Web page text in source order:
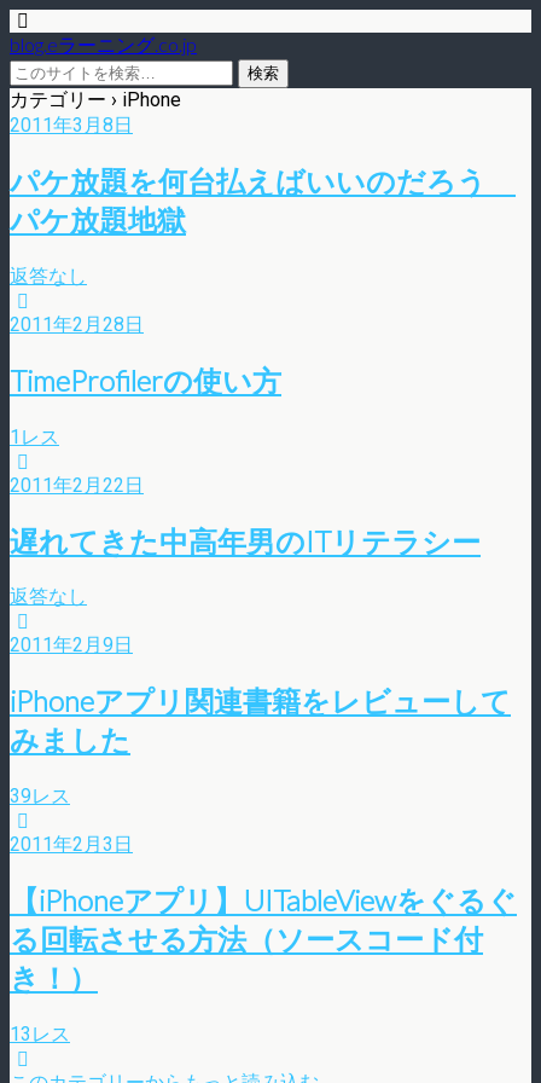
blog.eラーニング.co.jp
カテゴリー › iPhone
2011年3月8日
パケ放題を何台払えばいいのだろう
パケ放題地獄
返答なし
2011年2月28日
TimeProfilerの使い方
1レス
2011年2月22日
遅れてきた中高年男のITリテラシー
返答なし
2011年2月9日
iPhoneアプリ関連書籍をレビューして
みました
39レス
2011年2月3日
【iPhoneアプリ】UITableViewをぐるぐ
る回転させる方法（ソースコード付
き！）
13レス